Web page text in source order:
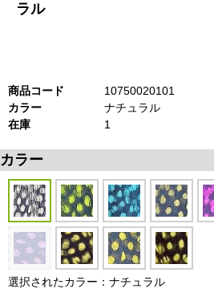
ラル
商品コード
10750020101
カラー
ナチュラル
在庫
1
カラー
選択されたカラー：ナチュラル